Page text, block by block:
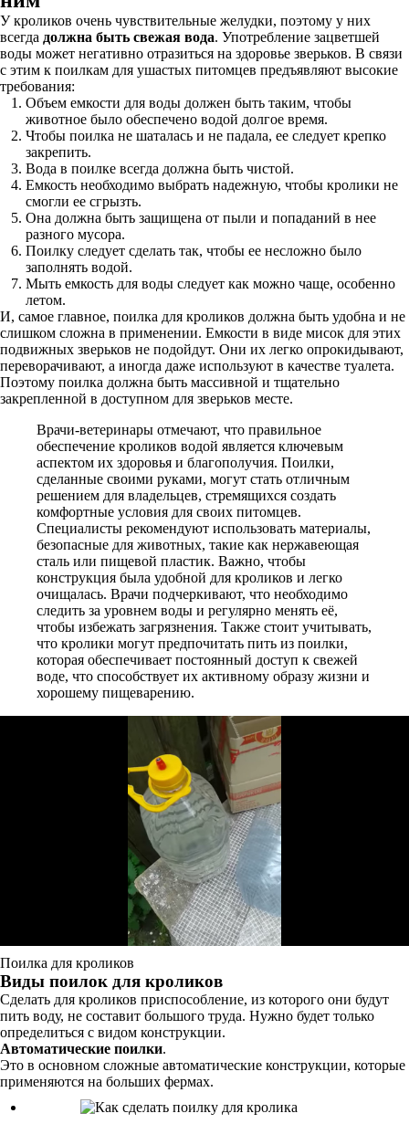
У кроликов очень чувствительные желудки, поэтому у них
всегда должна быть свежая вода. Употребление зацветшей
воды может негативно отразиться на здоровье зверьков. В связи
с этим к поилкам для ушастых питомцев предъявляют высокие
требования:
Объем емкости для воды должен быть таким, чтобы
животное было обеспечено водой долгое время.
Чтобы поилка не шаталась и не падала, ее следует крепко
закрепить.
Вода в поилке всегда должна быть чистой.
Емкость необходимо выбрать надежную, чтобы кролики не
смогли ее сгрызть.
Она должна быть защищена от пыли и попаданий в нее
разного мусора.
Поилку следует сделать так, чтобы ее несложно было
заполнять водой.
Мыть емкость для воды следует как можно чаще, особенно
летом.
И, самое главное, поилка для кроликов должна быть удобна и не
слишком сложна в применении. Емкости в виде мисок для этих
подвижных зверьков не подойдут. Они их легко опрокидывают,
переворачивают, а иногда даже используют в качестве туалета.
Поэтому поилка должна быть массивной и тщательно
закрепленной в доступном для зверьков месте.
Врачи-ветеринары отмечают, что правильное
обеспечение кроликов водой является ключевым
аспектом их здоровья и благополучия. Поилки,
сделанные своими руками, могут стать отличным
решением для владельцев, стремящихся создать
комфортные условия для своих питомцев.
Специалисты рекомендуют использовать материалы,
безопасные для животных, такие как нержавеющая
сталь или пищевой пластик. Важно, чтобы
конструкция была удобной для кроликов и легко
очищалась. Врачи подчеркивают, что необходимо
следить за уровнем воды и регулярно менять её,
чтобы избежать загрязнения. Также стоит учитывать,
что кролики могут предпочитать пить из поилки,
которая обеспечивает постоянный доступ к свежей
воде, что способствует их активному образу жизни и
хорошему пищеварению.
Поилка для кроликов
Виды поилок для кроликов
Сделать для кроликов приспособление, из которого они будут
пить воду, не составит большого труда. Нужно будет только
определиться с видом конструкции.
Автоматические поилки.
Это в основном сложные автоматические конструкции, которые
применяются на больших фермах.